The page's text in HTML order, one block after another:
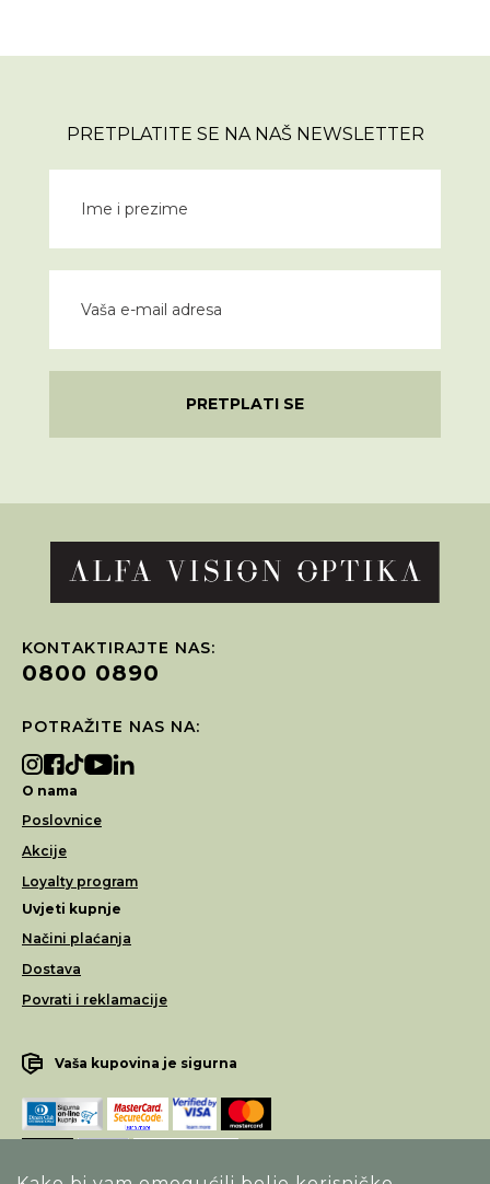
PRETPLATITE SE NA NAŠ NEWSLETTER
PRETPLATI SE
KONTAKTIRAJTE NAS:
0800 0890
POTRAŽITE NAS NA:
O nama
Poslovnice
Akcije
Loyalty program
Uvjeti kupnje
Načini plaćanja
Dostava
Povrati i reklamacije
Vaša kupovina je sigurna